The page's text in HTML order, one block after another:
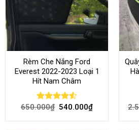
Rèm Che Nắng Ford
Everest 2022-2023 Loại 1
Hít Nam Châm
Rated4.51
650.000₫ 540.000₫